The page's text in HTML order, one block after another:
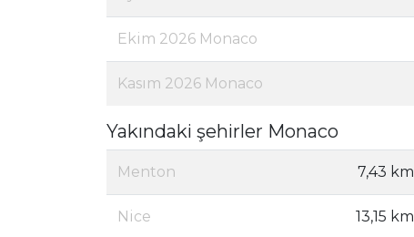
Ekim 2026 Monaco
Kasım 2026 Monaco
Yakındaki şehirler Monaco
Menton 7,43 km
Nice 13,15 km